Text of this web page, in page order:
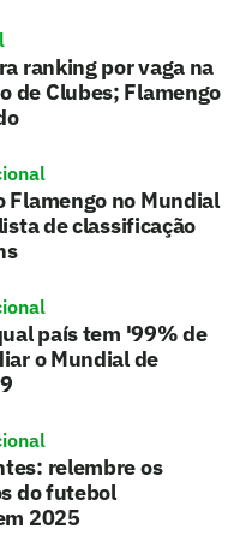
ranking por vaga na
de Clubes; Flamengo
Flamengo no Mundial
de classificação
país tem '99% de
o Mundial de
relembre os
do futebol
2025